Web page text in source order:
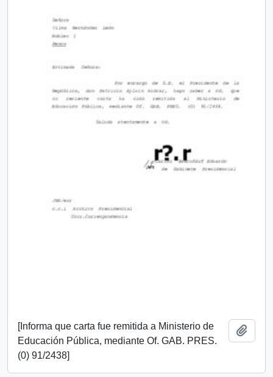
[Informa que carta fue remitida a Ministerio de
Educación Pública, mediante Of. GAB. PRES.
(0) 91/2438]